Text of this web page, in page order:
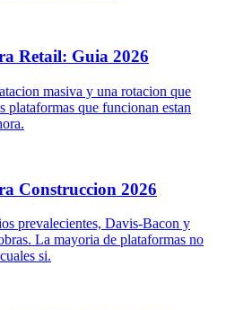
Retail: Guia 2026
masiva y una rotacion que
plataformas que funcionan estan
Construccion 2026
prevalecientes, Davis-Bacon y
La mayoria de plataformas no
si.